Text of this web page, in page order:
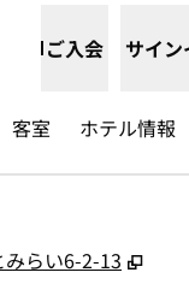
ご入会 サイン
客室 ホテル情報
らい6-2-13 ,